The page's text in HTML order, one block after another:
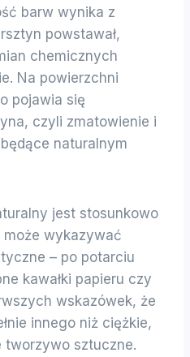
barw wynika z
powstawał,
chemicznych
Na powierzchni
pojawia się
czyli zmatowienie i
naturalnym
jest stosunkowo
może wykazywać
– po potarciu
kawałki papieru czy
wskazówek, że
innego niż ciężkie,
tworzywo sztuczne.